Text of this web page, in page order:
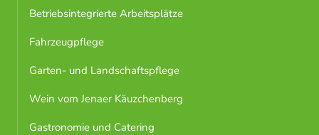
Betriebsintegrierte Arbeitsplätze
Fahrzeugpflege
Garten- und Landschaftspflege
Wein vom Jenaer Käuzchenberg
Gastronomie und Catering